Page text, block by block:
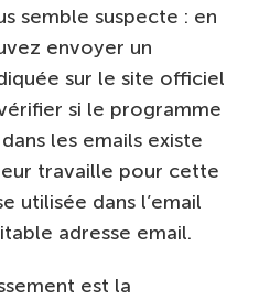
semble suspecte : en
envoyer un
sur le site officiel
si le programme
les emails existe
travaille pour cette
utilisée dans l’email
adresse email.
est la